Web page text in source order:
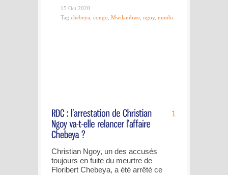
15 Oct 2020
Tag chebeya, congo, Mwilambwe, ngoy, numbi
1
Christian Ngoy, un des accusés
toujours en fuite du meurtre de
Floribert Chebeya, a été arrêté ce